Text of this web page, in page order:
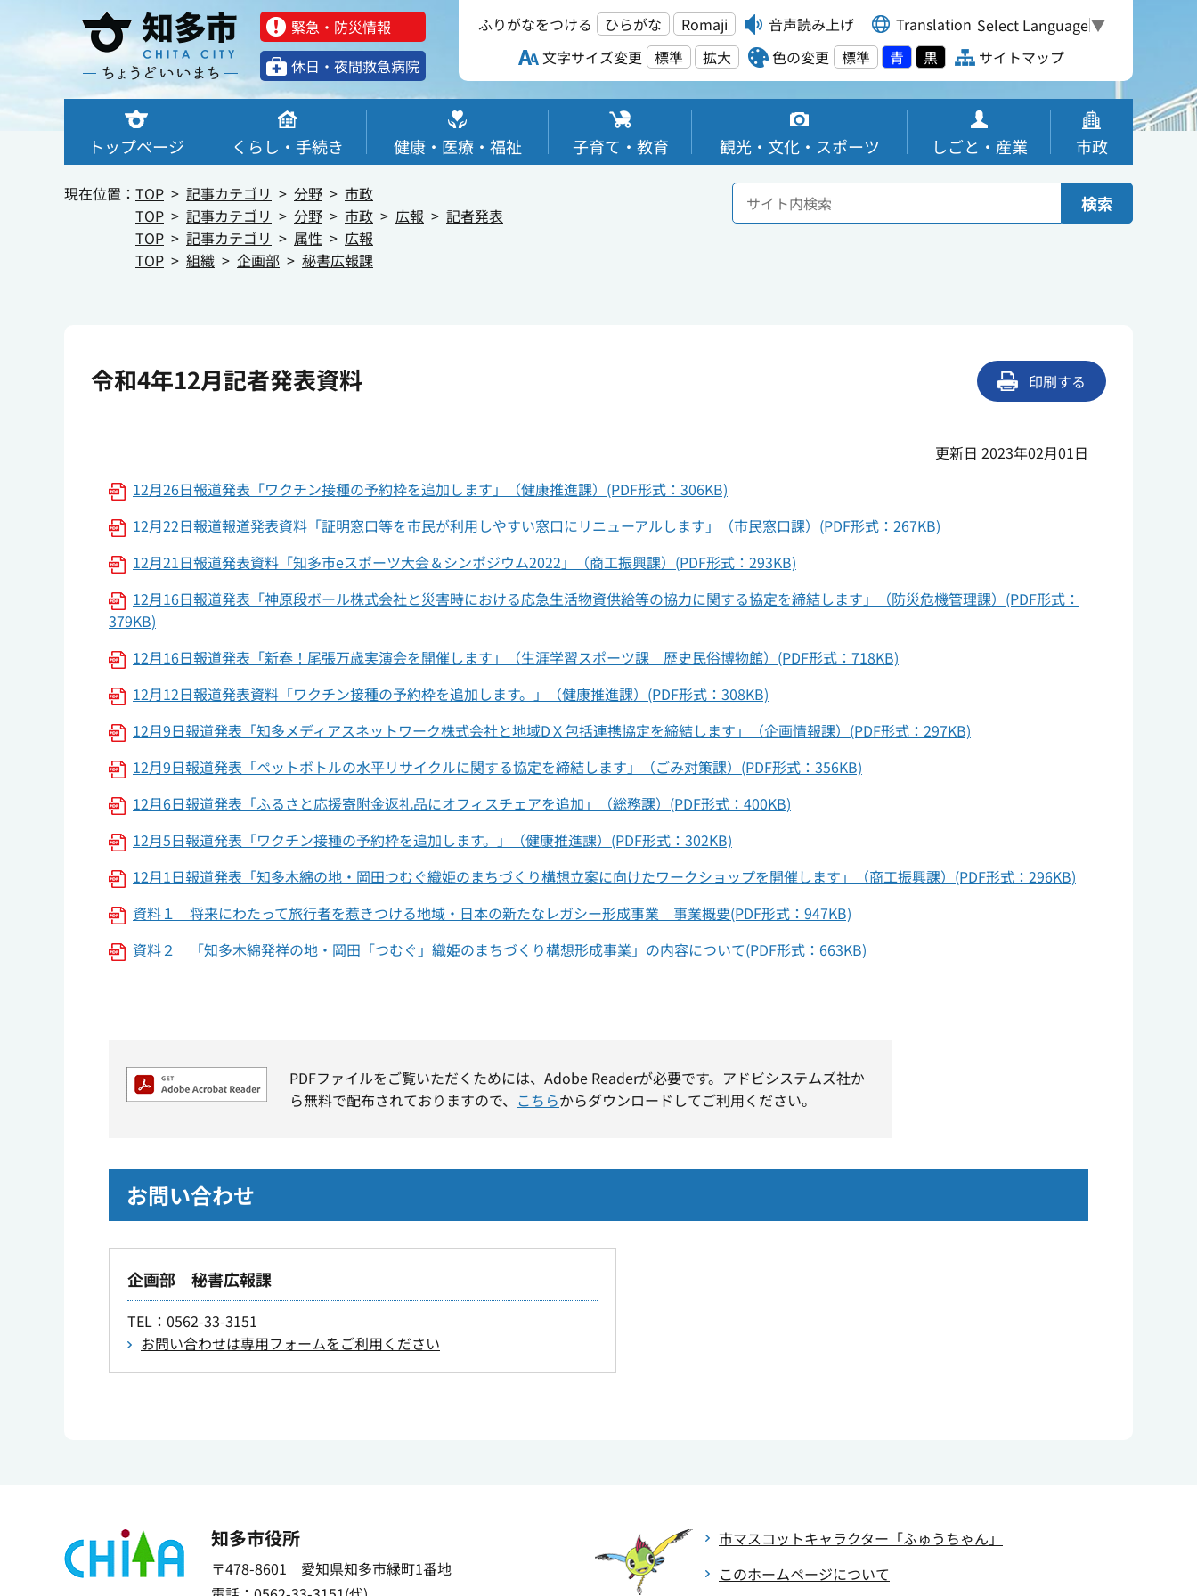
緊急・防災情報
休⽇・夜間救急病院
ふりがなをつける ひらがな Romaji 音声読み上げ Translation Select Language▼
文字サイズ変更
標準 拡大 色の変更 標準 青 黒 サイトマップ
トップページ くらし・手続き 健康・医療・福祉 子育て・教育 観光・文化・スポーツ しごと・産業 市政
現在位置： TOP 記事カテゴリ 分野
市政
TOP
記事カテゴリ 分野 市政 広報
記者発表
TOP
記事カテゴリ 属性
広報
TOP
組織 企画部 秘書広報課
検索
令和4年12月記者発表資料 印刷する
更新日 2023年02月01日
12月26日報道発表「ワクチン接種の予約枠を追加します」（健康推進課）(PDF形式：306KB)
12月22日報道報道発表資料「証明窓口等を市民が利用しやすい窓口にリニューアルします」（市民窓口課）(PDF形式：267KB)
12月21日報道発表資料「知多市eスポーツ大会＆シンポジウム2022」（商工振興課）(PDF形式：293KB)
12月16日報道発表「神原段ボール株式会社と災害時における応急生活物資供給等の協力に関する協定を締結します」（防災危機管理課）(PDF形式：
379KB)
12月16日報道発表「新春！尾張万歳実演会を開催します」（生涯学習スポーツ課 歴史民俗博物館）(PDF形式：718KB)
12月12日報道発表資料「ワクチン接種の予約枠を追加します。」（健康推進課）(PDF形式：308KB)
12月9日報道発表「知多メディアスネットワーク株式会社と地域DＸ包括連携協定を締結します」（企画情報課）(PDF形式：297KB)
12月9日報道発表「ペットボトルの水平リサイクルに関する協定を締結します」（ごみ対策課）(PDF形式：356KB)
12月6日報道発表「ふるさと応援寄附金返礼品にオフィスチェアを追加」（総務課）(PDF形式：400KB)
12月5日報道発表「ワクチン接種の予約枠を追加します。」（健康推進課）(PDF形式：302KB)
12月1日報道発表「知多木綿の地・岡田つむぐ織姫のまちづくり構想立案に向けたワークショップを開催します」（商工振興課）(PDF形式：296KB)
資料１ 将来にわたって旅行者を惹きつける地域・日本の新たなレガシー形成事業 事業概要(PDF形式：947KB)
資料２ 「知多木綿発祥の地・岡田「つむぐ」織姫のまちづくり構想形成事業」の内容について(PDF形式：663KB)
PDFファイルをご覧いただくためには、Adobe Readerが必要です。アドビシステムズ社か
ら無料で配布されておりますので、 こちらからダウンロードしてご利用ください。
お問い合わせ
企画部 秘書広報課
TEL ：0562-33-3151
お問い合わせは専用フォームをご利用ください
知多市役所
〒478-8601 愛知県知多市緑町1番地
市マスコットキャラクター 「ふゅうちゃん」
このホームページについて